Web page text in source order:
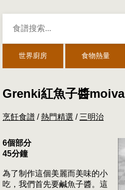
世界廚房 食物熱量
Grenki紅魚子醬moiva
烹飪食譜 /熱門精選 / 三明治
6個部分
45分鐘
為了制作這個美麗而美味的小
吃，我們首先要鹹魚子醬。這